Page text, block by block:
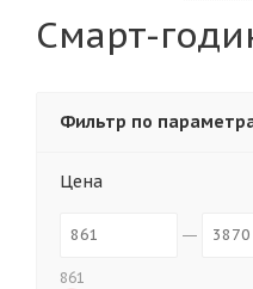
Смарт-
Фильтр по
Цена
861